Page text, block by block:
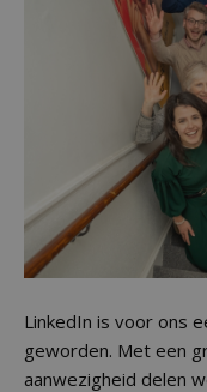
LinkedIn is voor ons
geworden. Met een
aanwezigheid delen